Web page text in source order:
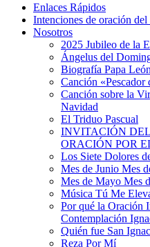
Enlaces Rápidos
Intenciones de oración
Nosotros
2025 Jubileo de la
Ángelus del
Biografía Papa
Canción «Pescador
Canción sobre la
Navidad
El Triduo Pascual
INVITACIÓN
ORACIÓN POR
Los Siete Dolores
Mes de Junio Mes
Mes de Mayo Mes
Música Tú Me
Por qué la Oración
Contemplación
Quién fue San
Reza Por Mí